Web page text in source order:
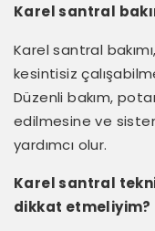
Karel santral
Karel santral
kesintisiz
Düzenli bakım,
edilmesine ve
yardımcı olur.
Karel santral
dikkat etmeliyim?